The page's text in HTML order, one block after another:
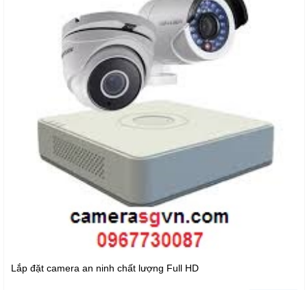
Lắp đặt camera an ninh chất lượng Full HD